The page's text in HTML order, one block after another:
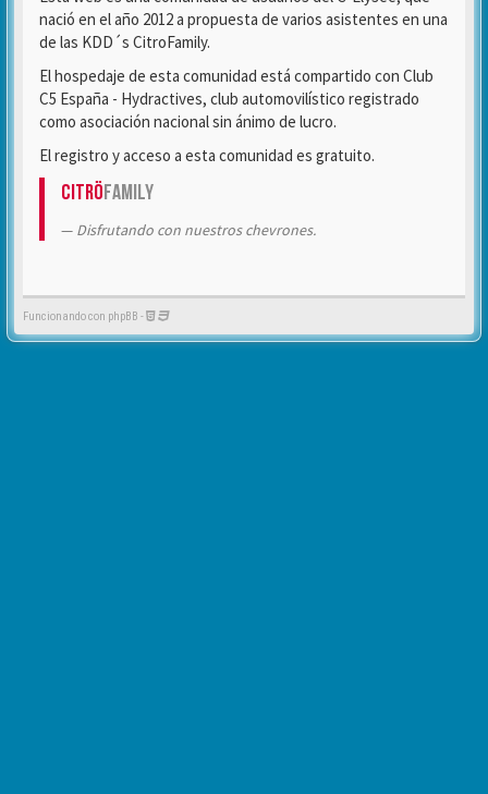
nació en el año 2012 a propuesta de varios asistentes en una
de las KDD´s CitroFamily.
El hospedaje de esta comunidad está compartido con Club
C5 España - Hydractives, club automovilístico registrado
como asociación nacional sin ánimo de lucro.
El registro y acceso a esta comunidad es gratuito.
CitröFamily
Disfrutando con nuestros chevrones.
Funcionando con phpBB -